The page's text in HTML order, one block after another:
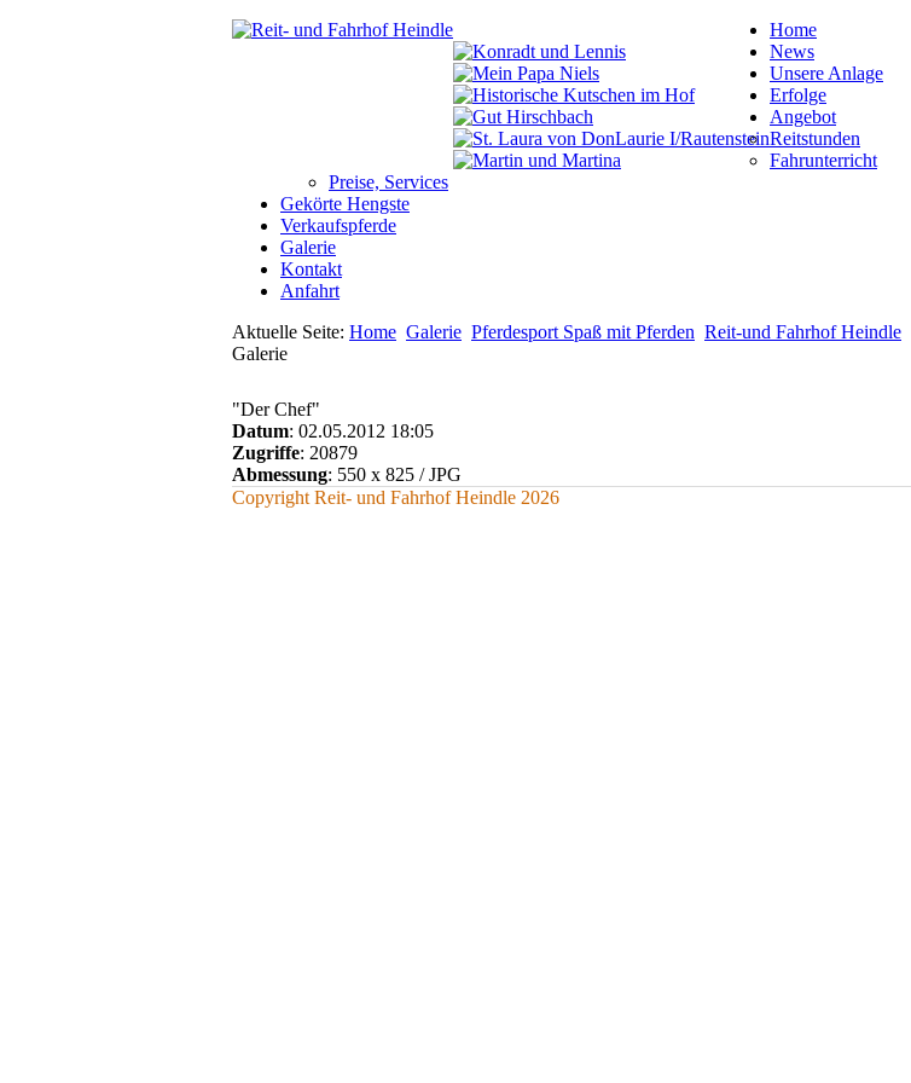
Home
News
Unsere Anlage
Erfolge
Angebot
Reitstunden
Fahrunterricht
Preise, Services
Gekörte Hengste
Verkaufspferde
Galerie
Kontakt
Anfahrt
Aktuelle Seite: Home Galerie Pferdesport Spaß mit Pferden Reit-und Fahrhof Heindle
Galerie
"Der Chef"
Datum: 02.05.2012 18:05
Zugriffe: 20879
Abmessung: 550 x 825 / JPG
Copyright Reit- und Fahrhof Heindle 2026